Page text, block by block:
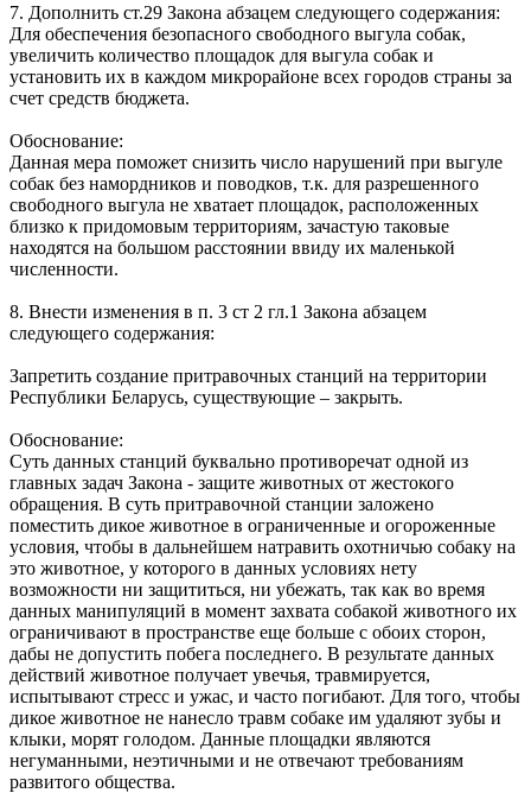
7. Дополнить ст.29 Закона абзацем следующего содержания:
Для обеспечения безопасного свободного выгула собак,
увеличить количество площадок для выгула собак и
установить их в каждом микрорайоне всех городов страны за
счет средств бюджета.
Обоснование:
Данная мера поможет снизить число нарушений при выгуле
собак без намордников и поводков, т.к. для разрешенного
свободного выгула не хватает площадок, расположенных
близко к придомовым территориям, зачастую таковые
находятся на большом расстоянии ввиду их маленькой
численности.
8. Внести изменения в п. 3 ст 2 гл.1 Закона абзацем
следующего содержания:
Запретить создание притравочных станций на территории
Республики Беларусь, существующие – закрыть.
Обоснование:
Суть данных станций буквально противоречат одной из
главных задач Закона - защите животных от жестокого
обращения. В суть притравочной станции заложено
поместить дикое животное в ограниченные и огороженные
условия, чтобы в дальнейшем натравить охотничью собаку на
это животное, у которого в данных условиях нету
возможности ни защититься, ни убежать, так как во время
данных манипуляций в момент захвата собакой животного их
ограничивают в пространстве еще больше с обоих сторон,
дабы не допустить побега последнего. В результате данных
действий животное получает увечья, травмируется,
испытывают стресс и ужас, и часто погибают. Для того, чтобы
дикое животное не нанесло травм собаке им удаляют зубы и
клыки, морят голодом. Данные площадки являются
негуманными, неэтичными и не отвечают требованиям
развитого общества.